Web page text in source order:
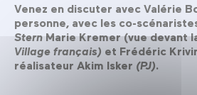
Venez en discuter avec Valérie
personne, avec les co-
Stern Marie Kremer (vue devant
Village français) et Frédéric
réalisateur Akim Isker (PJ).